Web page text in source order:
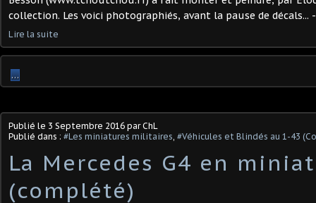
collection. Les voici photographiés, avant la pause de décals...
Lire la suite
…
Publié le 3 Septembre 2016 par ChL
Publié dans : #Les miniatures militaires, #Véhicules et Blindés au 1-43
La Mercedes G4 en
(complété)